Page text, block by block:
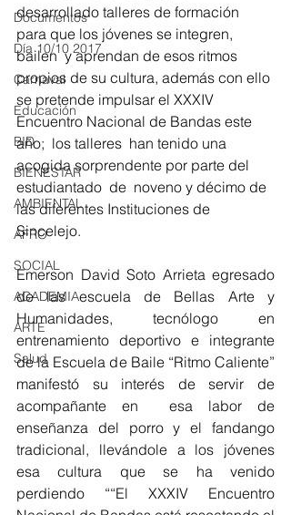
Documentos
Día 10/10 2017
Carnaval
Educación
BID
BIENESTAR
AMBIENTAL
AFRO
SOCIAL
ACADEMIA
ARTE
Salud
desarrollado talleres de formación
para que los jóvenes se integren,
bailen  y aprendan de esos ritmos
propios de su cultura, además con ello
se pretende impulsar el XXXIV
Encuentro Nacional de Bandas este
año;  los talleres  han tenido una
acogida sorprendente por parte del
estudiantado  de  noveno y décimo de
las diferentes Instituciones de
Sincelejo.
Emerson David Soto Arrieta egresado
de las escuela de Bellas Arte y
Humanidades, tecnólogo en
entrenamiento deportivo e integrante
de la Escuela de Baile “Ritmo Caliente”
manifestó su interés de servir de
acompañante en  esa labor de
enseñanza del porro y el fandango
tradicional, llevándole a los jóvenes
esa cultura que se ha venido
perdiendo ““El XXXIV Encuentro